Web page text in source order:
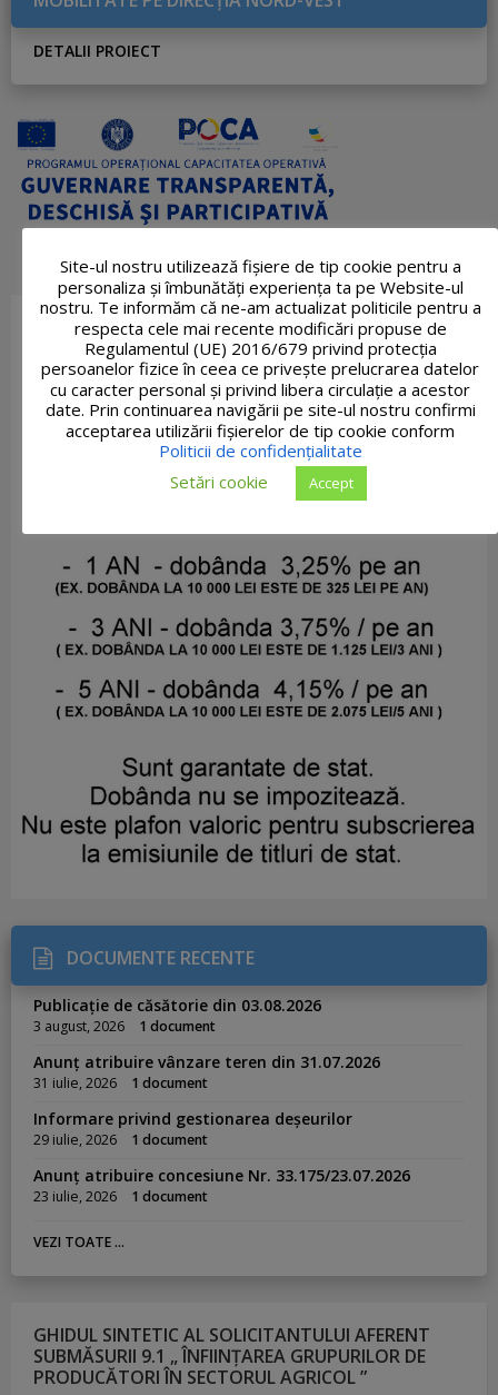
DETALII PROIECT
DOCUMENTE RECENTE
Publicație de căsătorie din 03.08.2026
3 august, 2026 1 document
Anunț atribuire vânzare teren din 31.07.2026
31 iulie, 2026 1 document
Informare privind gestionarea deșeurilor
29 iulie, 2026 1 document
Anunț atribuire concesiune Nr. 33.175/23.07.2026
23 iulie, 2026 1 document
VEZI TOATE ...
GHIDUL SINTETIC AL SOLICITANTULUI AFERENT
SUBMĂSURII 9.1 „ ÎNFIINȚAREA GRUPURILOR DE
PRODUCĂTORI ÎN SECTORUL AGRICOL ”
Site-ul nostru utilizează fişiere de tip cookie pentru a
personaliza și îmbunătăți experiența ta pe Website-ul
nostru. Te informăm că ne-am actualizat politicile pentru a
respecta cele mai recente modificări propuse de
Regulamentul (UE) 2016/679 privind protecția
persoanelor fizice în ceea ce privește prelucrarea datelor
cu caracter personal și privind libera circulație a acestor
date. Prin continuarea navigării pe site-ul nostru confirmi
acceptarea utilizării fişierelor de tip cookie conform
Politicii de confidențialitate
Setări cookie
Accept